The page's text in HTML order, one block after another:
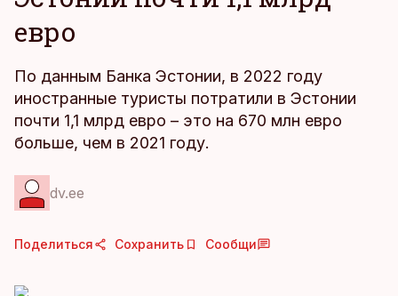
евро
По данным Банка Эстонии, в 2022 году
иностранные туристы потратили в Эстонии
почти 1,1 млрд евро – это на 670 млн евро
больше, чем в 2021 году.
dv.ee
Поделиться Сохранить Сообщи